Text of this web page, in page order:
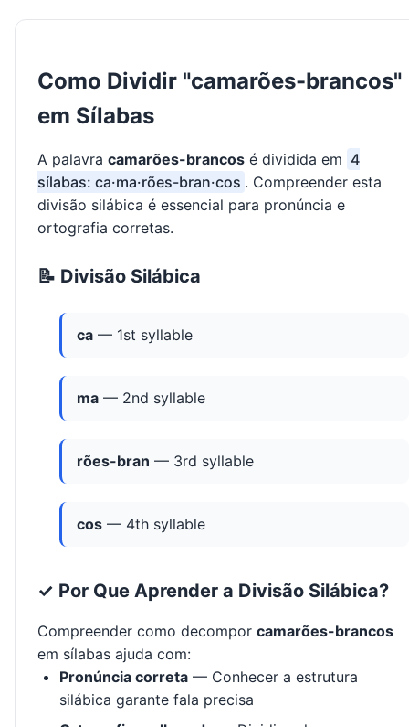
Como Dividir "camarões-brancos"
em Sílabas
A palavra camarões-brancos é dividida em 4
sílabas: ca·ma·rões-bran·cos . Compreender esta
divisão silábica é essencial para pronúncia e
ortografia corretas.
📝 Divisão Silábica
ca — 1st syllable
ma — 2nd syllable
rões-bran — 3rd syllable
cos — 4th syllable
✓ Por Que Aprender a Divisão Silábica?
Compreender como decompor camarões-brancos
em sílabas ajuda com:
Pronúncia correta — Conhecer a estrutura
silábica garante fala precisa